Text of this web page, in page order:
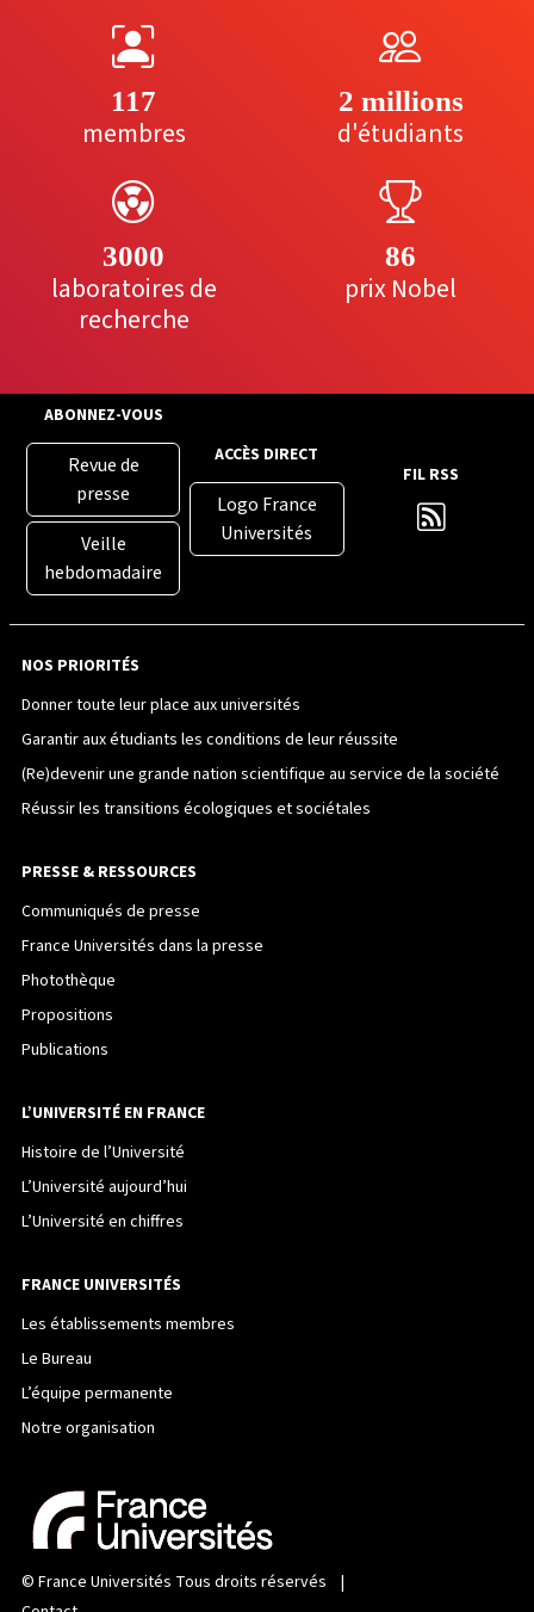
117
membres
2 millions
d'étudiants
3000
laboratoires de
recherche
86
prix Nobel
ABONNEZ-VOUS
Revue de
presse
Veille
hebdomadaire
ACCÈS DIRECT
Logo France
Universités
FIL RSS
NOS PRIORITÉS
Donner toute leur place aux universités
Garantir aux étudiants les conditions de leur réussite
(Re)devenir une grande nation scientifique au service de la société
Réussir les transitions écologiques et sociétales
PRESSE & RESSOURCES
Communiqués de presse
France Universités dans la presse
Photothèque
Propositions
Publications
L’UNIVERSITÉ EN FRANCE
Histoire de l’Université
L’Université aujourd’hui
L’Université en chiffres
FRANCE UNIVERSITÉS
Les établissements membres
Le Bureau
L’équipe permanente
Notre organisation
© France Universités Tous droits réservés |